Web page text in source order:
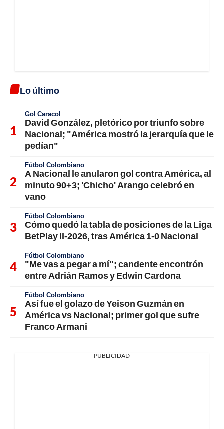
Lo último
Gol Caracol
David González, pletórico por triunfo sobre
Nacional; "América mostró la jerarquía que le
pedían"
Fútbol Colombiano
A Nacional le anularon gol contra América, al
minuto 90+3; 'Chicho' Arango celebró en
vano
Fútbol Colombiano
Cómo quedó la tabla de posiciones de la Liga
BetPlay II-2026, tras América 1-0 Nacional
Fútbol Colombiano
"Me vas a pegar a mí"; candente encontrón
entre Adrián Ramos y Edwin Cardona
Fútbol Colombiano
Así fue el golazo de Yeison Guzmán en
América vs Nacional; primer gol que sufre
Franco Armani
PUBLICIDAD